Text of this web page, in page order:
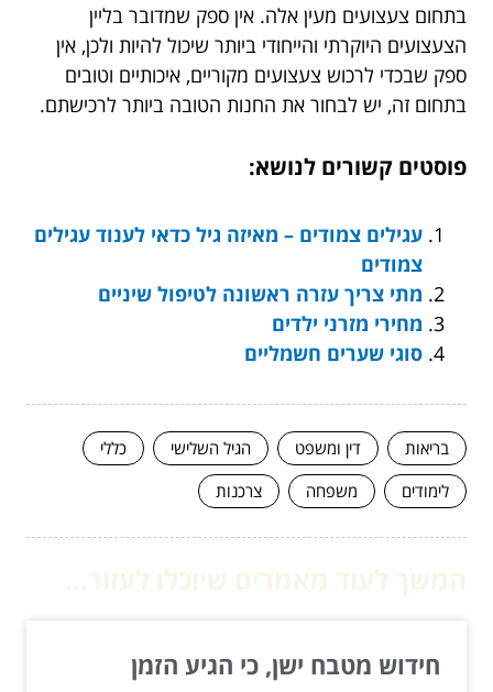
בתחום צעצועים מעין אלה. אין ספק שמדובר בליין
הצעצועים היוקרתי והייחודי ביותר שיכול להיות ולכן, אין
ספק שבכדי לרכוש צעצועים מקוריים, איכותיים וטובים
בתחום זה, יש לבחור את החנות הטובה ביותר לרכישתם.
פוסטים קשורים לנושא:
עגילים צמודים – מאיזה גיל כדאי לענוד עגילים
צמודים
מתי צריך עזרה ראשונה לטיפול שיניים
מחירי מזרני ילדים
סוגי שערים חשמליים
בריאות דין ומשפט הגיל השלישי
כללי
לימודים
משפחה צרכנות
חידוש מטבח ישן, כי הגיע הזמן